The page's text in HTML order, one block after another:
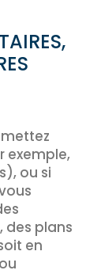
exemple,
ou si
des plans
en